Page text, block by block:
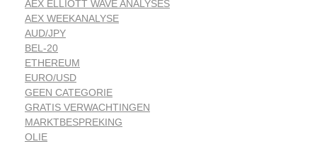
AEX ELLIOTT WAVE ANALYSES
AEX WEEKANALYSE
AUD/JPY
BEL-20
ETHEREUM
EURO/USD
GEEN CATEGORIE
GRATIS VERWACHTINGEN
MARKTBESPREKING
OLIE